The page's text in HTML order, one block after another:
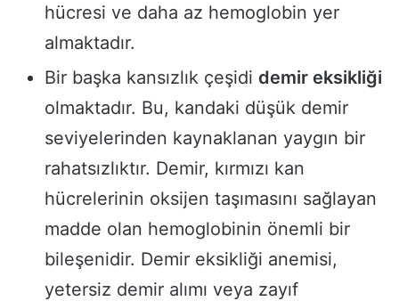
hücresi ve daha az hemoglobin yer
almaktadır.
Bir başka kansızlık çeşidi demir eksikliği
olmaktadır. Bu, kandaki düşük demir
seviyelerinden kaynaklanan yaygın bir
rahatsızlıktır. Demir, kırmızı kan
hücrelerinin oksijen taşımasını sağlayan
madde olan hemoglobinin önemli bir
bileşenidir. Demir eksikliği anemisi,
yetersiz demir alımı veya zayıf